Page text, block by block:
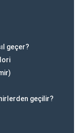
geçer?
geçilir?